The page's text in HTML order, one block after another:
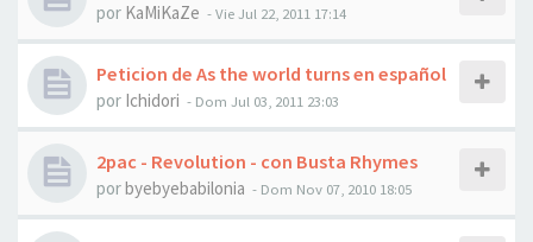
por KaMiKaZe -Vie Jul 22, 2011 17:14
Peticion de As the world turns en español
por Ichidori - Dom Jul 03, 2011 23:03
2pac - Revolution - con Busta Rhymes
porbyebyebabilonia - Dom Nov 07, 2010 18:05